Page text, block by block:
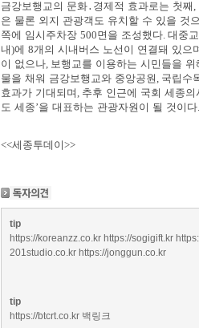
금강보행교의 문화․ 경제적 효과로는 첫째,
은 물론 외지 관광객도 유치할 수 있을 것
쪽에 임시주차장 500면을 조성했다. 대중
내)에 8개의 시내버스 노선이 연결돼 있으
이 없으나, 보행교를 이용하는 시민들을
물을 채워 금강보행교와 중앙공원, 국립수
효과가 기대되며, 추후 인근에 국회 세종
도 세종’을 대표하는 관광자원이 될 것이다.
<<세종투데이>>​
tip
https://koreanzz.co.kr https://sogigift.kr
201studio.co.kr https://jonggun.co.kr
tip
https://btcrt.co.kr 백링크